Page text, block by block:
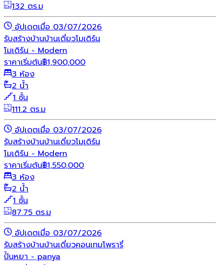
132 ตร.ม
อัปเดตเมื่อ 03/07/2026
รับสร้างบ้านบ้านเดี่ยวโมเดิร์น
โมเดิร์น - Modern
ราคาเริ่มต้น฿1,900,000
3 ห้อง
2 น้ำ
1 ชั้น
111.2 ตร.ม
อัปเดตเมื่อ 03/07/2026
รับสร้างบ้านบ้านเดี่ยวโมเดิร์น
โมเดิร์น - Modern
ราคาเริ่มต้น฿1,550,000
3 ห้อง
2 น้ำ
1 ชั้น
87.75 ตร.ม
อัปเดตเมื่อ 03/07/2026
รับสร้างบ้านบ้านเดี่ยวคอนเทมโพรารี่
ปั้นหยา - panya